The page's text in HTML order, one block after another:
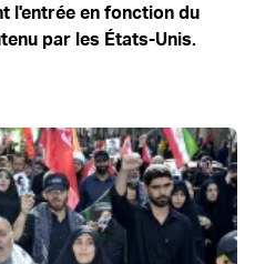
l'entrée en fonction du
par les États-Unis.